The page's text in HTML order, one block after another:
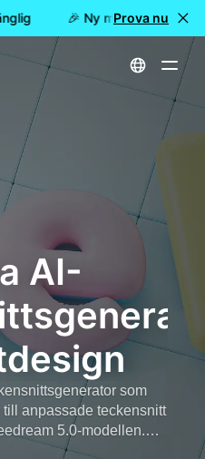
🎉 Ny modell är här:
Prova nu
för textdesign
AI-
som
anpassade teckensnitt
5.0-modellen.
AI-teckensnittsstilar